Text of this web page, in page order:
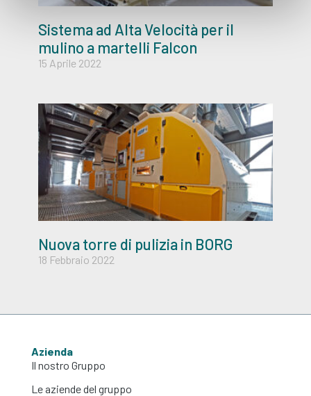
Sistema ad Alta Velocità per il
mulino a martelli Falcon
15 Aprile 2022
Nuova torre di pulizia in BORG
18 Febbraio 2022
Azienda
Il nostro Gruppo
Le aziende del gruppo